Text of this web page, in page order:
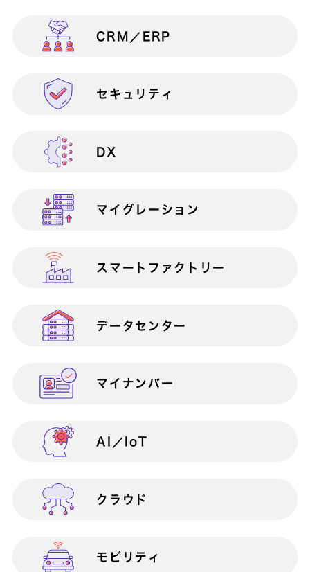
CRM／ERP
セキュリティ
DX
マイグレーション
スマートファクトリー
データセンター
マイナンバー
AI／IoT
クラウド
モビリティ
製造業向け
物流・流通業向け
官公庁・自治体・公共団体向け
金融業向け
医療業向け
営業部門向け
総務部門向け
情報共有
生産性向上
マイクロソフト製品連携
検証・テスト
サポート終了対策
働き方改革
災害対策（BCP）
営業支援
内部統制
ICTインフラ構築・運用
Apache Struts1脆弱性対策サービス
Apache Struts2脆弱性対策サービス
at Claps
AWS Total Care Suite
AWS移行サービ
AWS総合支援サービス
BizDevOps伴走支援サービス
BizVision PLUS